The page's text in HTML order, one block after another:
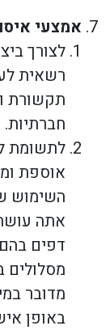
אמצעי
לצורך
רשאית
תקשורת
חברתיות.
לתשומת
אוספת
השימוש
אתה
דפים
מסלולים
מדובר
באופן